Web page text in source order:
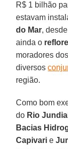
R$ 1 bilhão
estavam
do Mar,
ainda o
moradores dos
diversos
região.
Como bom
do Rio
Bacias
Capivari e